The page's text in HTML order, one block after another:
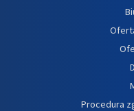
Procedura